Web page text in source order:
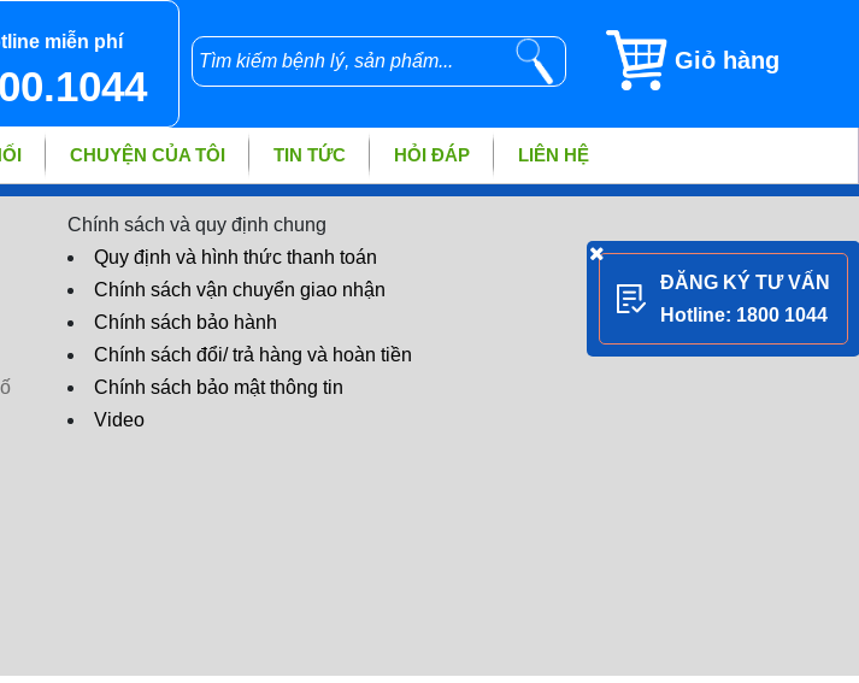
miễn phí
Giỏ hàng
CHUYỆN CỦA TÔI TIN TỨC HỎI ĐÁP LIÊN HỆ
Chính sách và quy định chung
Quy định và hình thức thanh toán
Chính sách vận chuyển giao nhận
Chính sách bảo hành
Chính sách đổi/ trả hàng và hoàn tiền
Chính sách bảo mật thông tin
Video
ĐĂNG KÝ TƯ VẤN
Hotline: 1800 1044